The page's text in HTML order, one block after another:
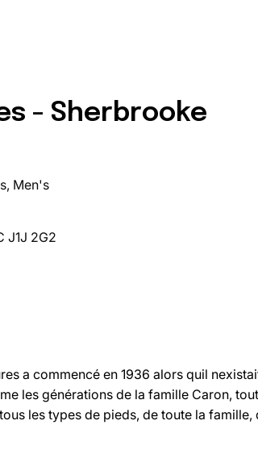
- Sherbrooke
Men's
J1J 2G2
a commencé en 1936 alors quil
les générations de la famille Caron,
les types de pieds, de toute la famille,